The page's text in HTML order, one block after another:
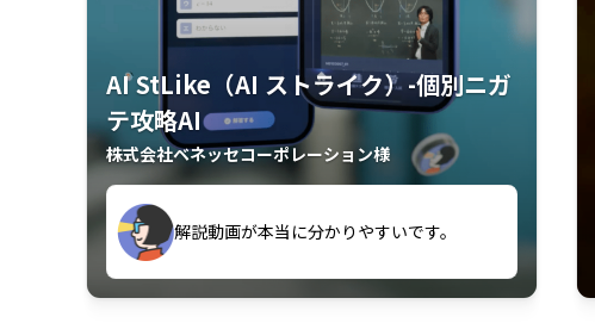
AI StLike（AI ストライク）-個別ニガ
テ攻略AI
株式会社ベネッセコーポレーション様
古文漢文を主に使わせていただいている
が、復習するのに非常に役立っている。
解説動画が本当に分かりやすいです。